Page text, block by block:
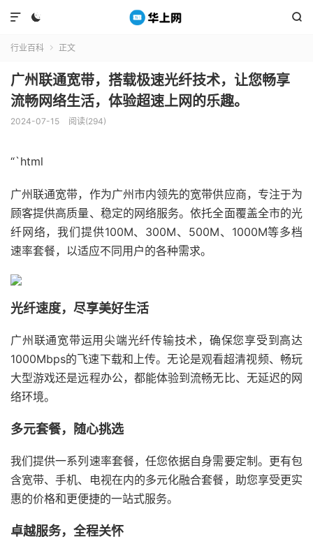
 

行业百科  正文
广州联通宽带，搭载极速光纤技术，让您畅享
流畅网络生活，体验超速上网的乐趣。
2024-07-15 阅读(294)
“`html
广州联通宽带，作为广州市内领先的宽带供应商，专注于为
顾客提供高质量、稳定的网络服务。依托全面覆盖全市的光
纤网络，我们提供100M、300M、500M、1000M等多档
速率套餐，以适应不同用户的各种需求。
光纤速度，尽享美好生活
广州联通宽带运用尖端光纤传输技术，确保您享受到高达
1000Mbps的飞速下载和上传。无论是观看超清视频、畅玩
大型游戏还是远程办公，都能体验到流畅无比、无延迟的网
络环境。
多元套餐，随心挑选
我们提供一系列速率套餐，任您依据自身需要定制。更有包
含宽带、手机、电视在内的多元化融合套餐，助您享受更实
惠的价格和更便捷的一站式服务。
卓越服务，全程关怀